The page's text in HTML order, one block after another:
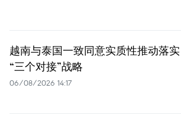
越南与泰国一致同意实质性推动落实
“三个对接”战略
06/08/2026 14:17